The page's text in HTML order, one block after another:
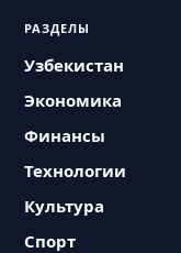
РАЗДЕЛЫ
Узбекистан
Экономика
Финансы
Технологии
Культура
Спорт